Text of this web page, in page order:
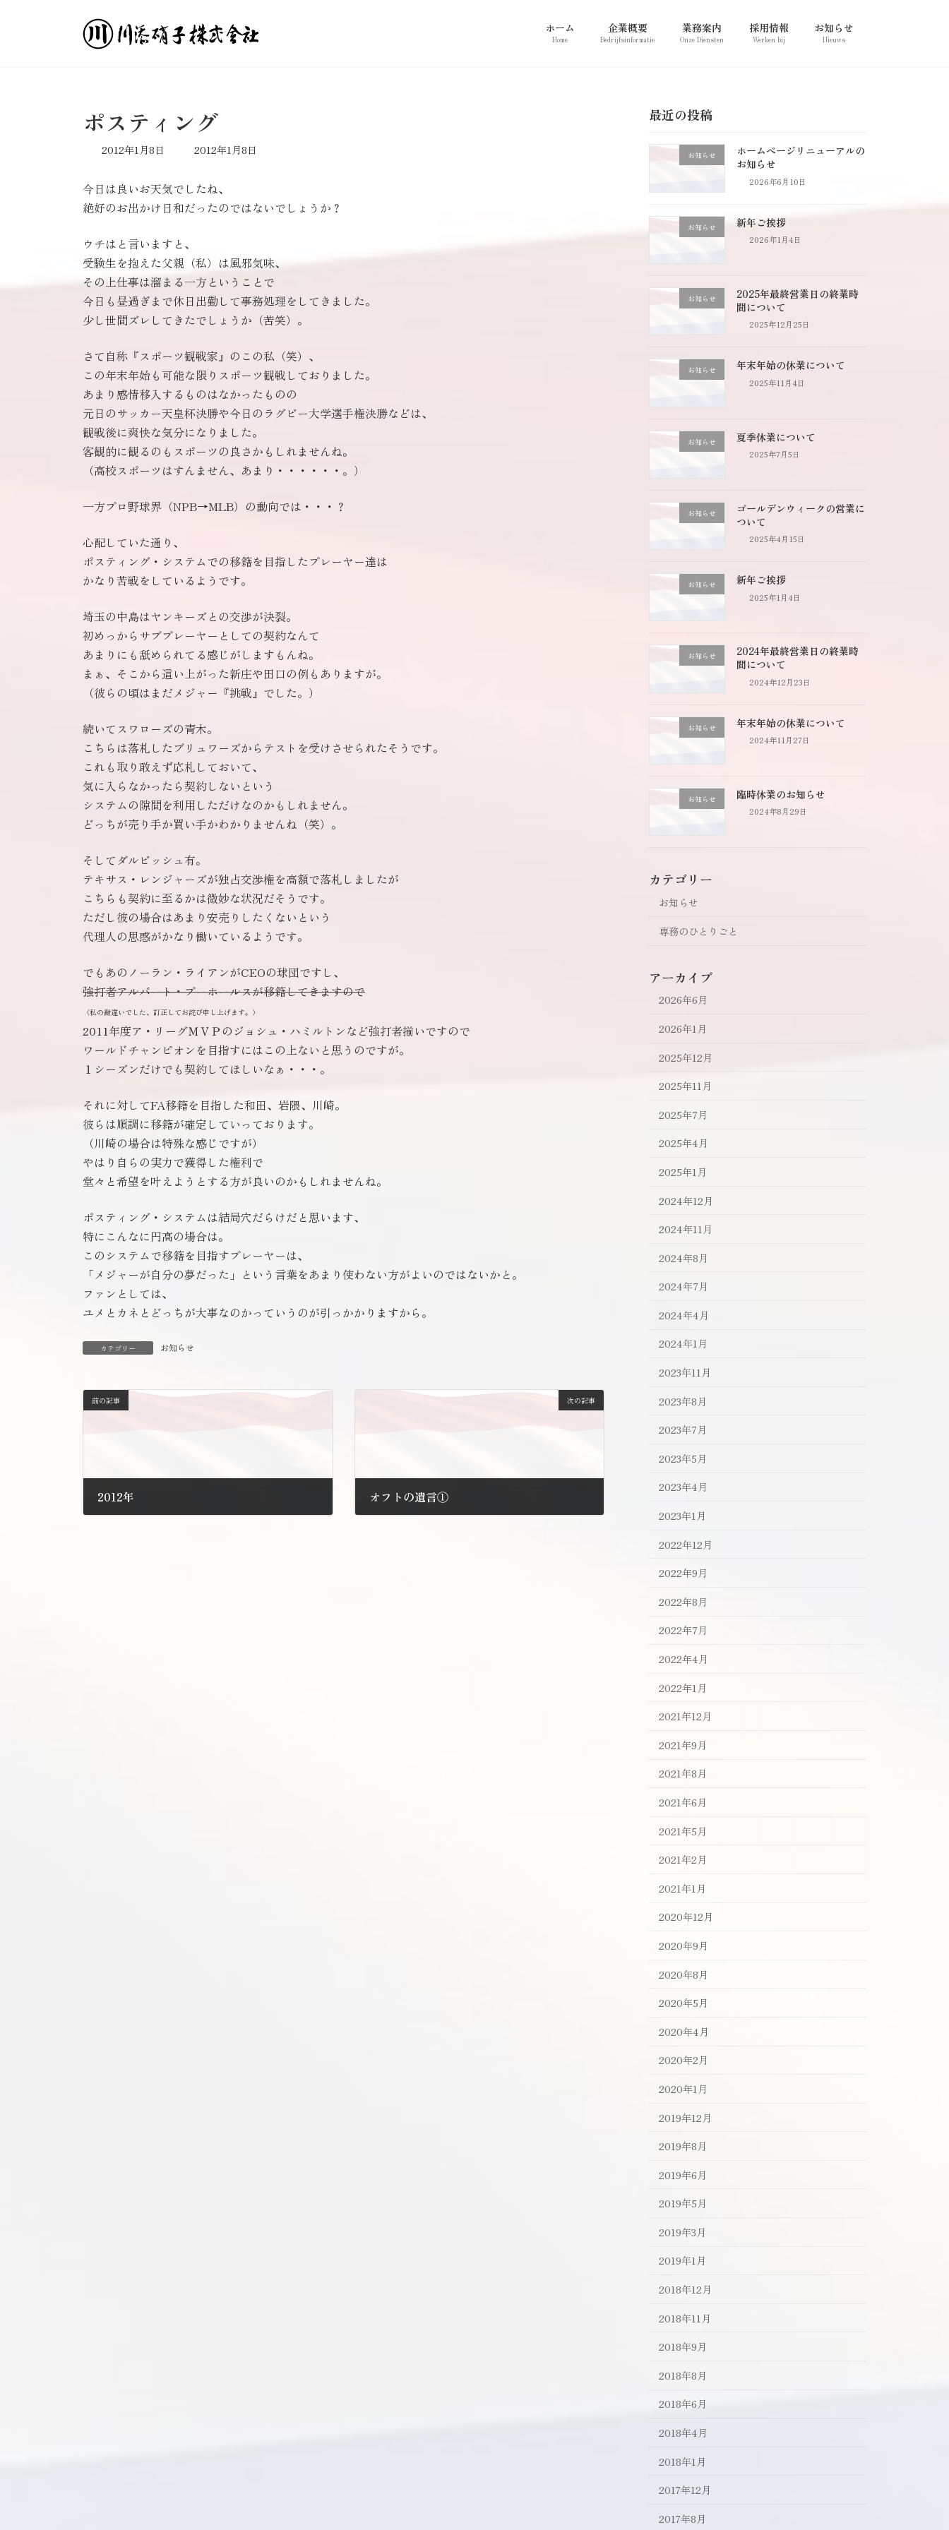
ホーム
Home
企業概要
Bedrijfsinformatie
業務案内
Onze Diensten
採用情報
Werken bij
お知らせ
Nieuws
ポスティング
2012年1月8日
最
新
日
2012年1月8日
今日は良いお天気でしたね、
絶好のお出かけ日和だったのではないでしょうか？
ウチはと言いますと、
受験生を抱えた父親（私）は風邪気味、
その上仕事は溜まる一方ということで
今日も昼過ぎまで休日出勤して事務処理をしてきました。
少し世間ズレしてきたでしょうか（苦笑）。
さて自称『スポーツ観戦家』のこの私（笑）、
この年末年始も可能な限りスポーツ観戦しておりました。
あまり感情移入するものはなかったものの
元日のサッカー天皇杯決勝や今日のラグビー大学選手権決勝などは、
観戦後に爽快な気分になりました。
客観的に観るのもスポーツの良さかもしれませんね。
（高校スポーツはすんません、あまり・・・・・・。）
一方プロ野球界（NPB→MLB）の動向では・・・？
心配していた通り、
ポスティング・システムでの移籍を目指したプレーヤー達は
かなり苦戦をしているようです。
埼玉の中島はヤンキーズとの交渉が決裂。
初めっからサブプレーヤーとしての契約なんて
あまりにも舐められてる感じがしますもんね。
まぁ、そこから這い上がった新庄や田口の例もありますが。
（彼らの頃はまだメジャー『挑戦』でした。）
続いてスワローズの青木。
こちらは落札したブリュワーズからテストを受けさせられたそうです。
これも取り敢えず応札しておいて、
気に入らなかったら契約しないという
システムの隙間を利用しただけなのかもしれません。
どっちが売り手か買い手かわかりませんね（笑）。
そしてダルビッシュ有。
テキサス・レンジャーズが独占交渉権を高額で落札しましたが
こちらも契約に至るかは微妙な状況だそうです。
ただし彼の場合はあまり安売りしたくないという
代理人の思惑がかなり働いているようです。
でもあのノーラン・ライアンがCEOの球団ですし、
強打者アルバート・プーホールスが移籍してきますので
（私の勘違いでした、訂正してお詫び申し上げます。）
2011年度ア・リーグＭＶＰのジョシュ・ハミルトンなど強打者揃いですので
ワールドチャンピオンを目指すにはこの上ないと思うのですが。
１シーズンだけでも契約してほしいなぁ・・・。
それに対してFA移籍を目指した和田、岩隈、川崎。
彼らは順調に移籍が確定していっております。
（川崎の場合は特殊な感じですが）
やはり自らの実力で獲得した権利で
堂々と希望を叶えようとする方が良いのかもしれませんね。
ポスティング・システムは結局穴だらけだと思います、
特にこんなに円高の場合は。
このシステムで移籍を目指すプレーヤーは、
「メジャーが自分の夢だった」という言葉をあまり使わない方がよいのではないかと。
ファンとしては、
ユメとカネとどっちが大事なのかっていうのが引っかかりますから。
カテゴリー お知らせ
前の記事
2012年
次の記事
オフトの遺言①
最近の投稿
お知らせ
ホームページリニューアルの
お知らせ
2026年6月10日
お知らせ 新年ご挨拶
2026年1月4日
お知らせ
2025年最終営業日の終業時
間について
2025年12月25日
お知らせ 年末年始の休業について
2025年11月4日
お知らせ 夏季休業について
2025年7月5日
お知らせ
ゴールデンウィークの営業に
ついて
2025年4月15日
お知らせ 新年ご挨拶
2025年1月4日
お知らせ
2024年最終営業日の終業時
間について
2024年12月23日
お知らせ 年末年始の休業について
2024年11月27日
お知らせ 臨時休業のお知らせ
2024年8月29日
カテゴリー
お知らせ
専務のひとりごと
アーカイブ
2026年6月
2026年1月
2025年12月
2025年11月
2025年7月
2025年4月
2025年1月
2024年12月
2024年11月
2024年8月
2024年7月
2024年4月
2024年1月
2023年11月
2023年8月
2023年7月
2023年5月
2023年4月
2023年1月
2022年12月
2022年9月
2022年8月
2022年7月
2022年4月
2022年1月
2021年12月
2021年9月
2021年8月
2021年6月
2021年5月
2021年2月
2021年1月
2020年12月
2020年9月
2020年8月
2020年5月
2020年4月
2020年2月
2020年1月
2019年12月
2019年8月
2019年6月
2019年5月
2019年3月
2019年1月
2018年12月
2018年11月
2018年9月
2018年8月
2018年6月
2018年4月
2018年1月
2017年12月
2017年8月